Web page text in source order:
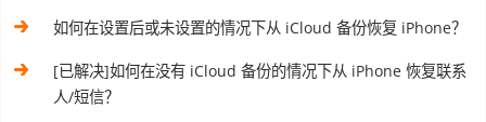
如何在设置后或未设置的情况下从 iCloud 备份恢复 iPhone？
[已解决]如何在没有 iCloud 备份的情况下从 iPhone 恢复联系
人/短信？